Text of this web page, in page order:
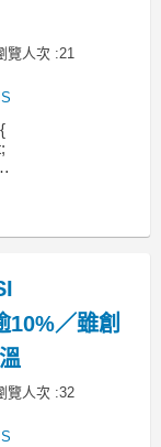
覽人次 :21
/* 自動換行 */
／雖創
覽人次 :32